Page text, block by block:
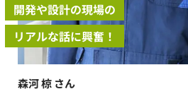
開発や設計の現場の
リアルな話に興奮！
森河 椋 さん